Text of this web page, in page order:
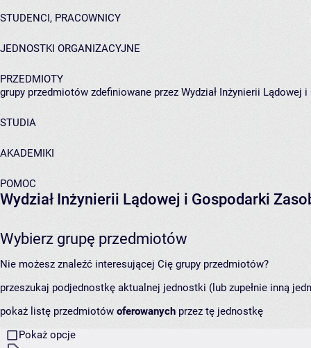
STUDENCI, PRACOWNICY
JEDNOSTKI ORGANIZACYJNE
PRZEDMIOTY
grupy przedmiotów zdefiniowane przez Wydział Inżynierii Lądowej
STUDIA
AKADEMIKI
POMOC
Wydział Inżynierii Lądowej i Gospodarki
Wybierz grupę przedmiotów
Nie możesz znaleźć interesującej Cię grupy przedmiotów?
przeszukaj podjednostkę aktualnej jednostki (lub zupełnie inną
pokaż listę przedmiotów oferowanych przez tę jednostkę
Pokaż opcje